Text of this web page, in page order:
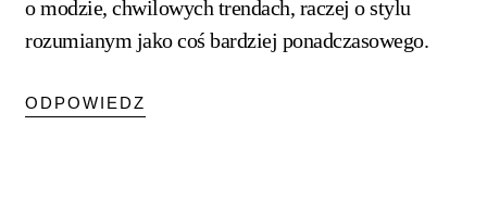
o modzie, chwilowych trendach, raczej o stylu
rozumianym jako coś bardziej ponadczasowego.
ODPOWIEDZ